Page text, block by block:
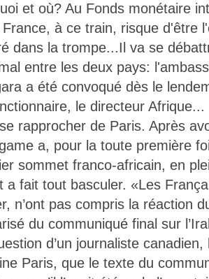
et où? Au Fonds monétaire
à ce train, risque d'être
dans la trompe...Il va se
entre les deux pays:
a été convoqué dès le
le directeur
rapprocher de Paris. Après
a, pour la toute première
sommet franco-africain, en
a fait tout basculer. «Les
n’ont pas compris la réaction
du communiqué final sur
d’un journaliste canadien,
Paris, que le texte du